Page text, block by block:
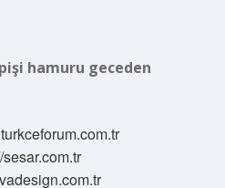
hamuru geceden